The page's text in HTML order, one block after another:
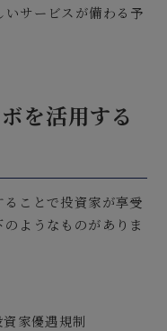
サービスが備わる予
を活用する
ことで投資家が享受
ようなものがありま
家優遇規制